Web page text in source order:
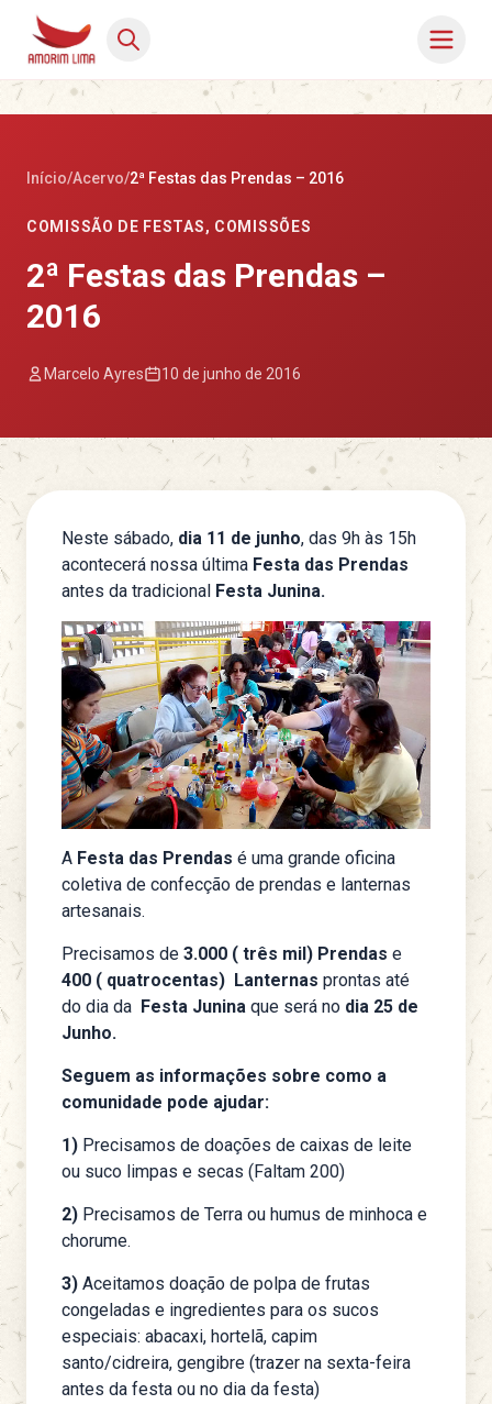
Início/Acervo/2ª Festas das Prendas – 2016
COMISSÃO DE FESTAS, COMISSÕES
2ª Festas das Prendas –
2016
Marcelo Ayres 10 de junho de 2016
Neste sábado, dia 11 de junho, das 9h às 15h
acontecerá nossa última Festa das Prendas
antes da tradicional Festa Junina.
A Festa das Prendas é uma grande oficina
coletiva de confecção de prendas e lanternas
artesanais.
Precisamos de 3.000 ( três mil) Prendas e
400 ( quatrocentas) Lanternas prontas até
do dia da Festa Junina que será no dia 25 de
Junho.
Seguem as informações sobre como a
comunidade pode ajudar:
1) Precisamos de doações de caixas de leite
ou suco limpas e secas (Faltam 200)
2) Precisamos de Terra ou humus de minhoca e
chorume.
3) Aceitamos doação de polpa de frutas
congeladas e ingredientes para os sucos
especiais: abacaxi, hortelã, capim
santo/cidreira, gengibre (trazer na sexta-feira
antes da festa ou no dia da festa)